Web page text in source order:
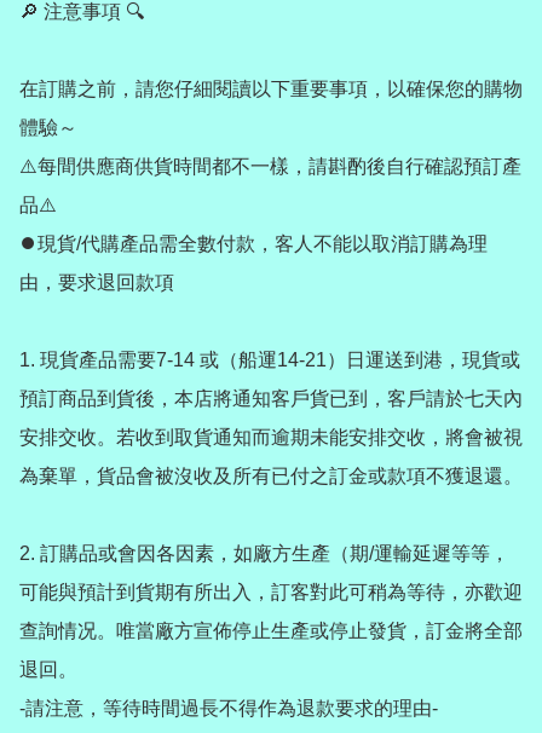
🔎 注意事項 🔍
在訂購之前，請您仔細閱讀以下重要事項，以確保您的購物
體驗～
⚠️每間供應商供貨時間都不一樣，請斟酌後自行確認預訂產
品⚠️
⏺️現貨/代購產品需全數付款，客人不能以取消訂購為理
由，要求退回款項
1. 現貨產品需要7-14 或（船運14-21）日運送到港，現貨或
預訂商品到貨後，本店將通知客戶貨已到，客戶請於七天內
安排交收。若收到取貨通知而逾期未能安排交收，將會被視
為棄單，貨品會被沒收及所有已付之訂金或款項不獲退還。
2️. 訂購品或會因各因素，如廠方生產（期/運輸延遲等等，
可能與預計到貨期有所出入，訂客對此可稍為等待，亦歡迎
查詢情况。唯當廠方宣佈停止生產或停止發貨，訂金將全部
退回。
-請注意，等待時間過長不得作為退款要求的理由-